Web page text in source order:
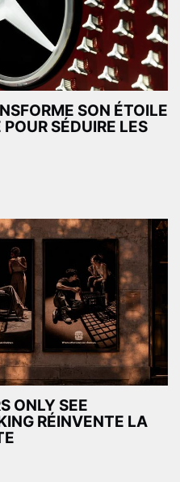
SON ÉTOILE
SÉDUIRE LES
ONLY SEE
RÉINVENTE LA